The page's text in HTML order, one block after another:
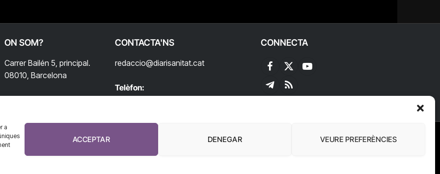
a
ACCEPTAR DENEGAR VEURE PREFERÈNCIES
ON SOM?
Carrer Bailén 5, principal.
08010, Barcelona
CONTACTA'NS
redaccio@diarisanitat.cat
Telèfon:
CONNECTA
Facebook
X
(Twitter)
YouTube
Telegram
RSS